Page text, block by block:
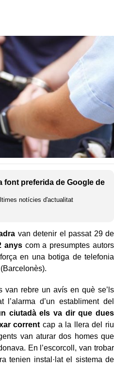
font preferida de Google de
notícies d'actualitat
van detenir el passat 29 de
anyscom a presumptes autors
en una botiga de telefonia
rebre un avís en què se’ls
l’alarma d’un establiment del
ciutadà els va dir que dues
corrent cap a la llera del riu
van aturar dos homes que
En l’escorcoll, van trobar
tenien instal·lat el sistema de